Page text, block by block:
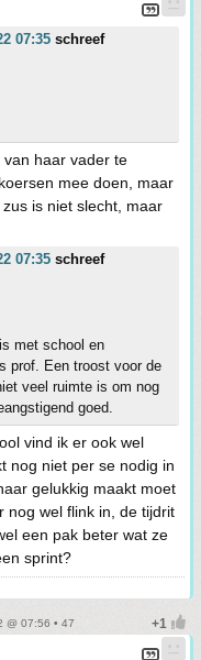
07:35 schreef
haar vader te
mee doen, maar
is niet slecht, maar
07:35 schreef
met school en
prof. Een troost voor de
veel ruimte is om nog
goed.
vind ik er ook wel
nog niet per se nodig in
gelukkig maakt moet
nog wel flink in, de tijdrit
een pak beter wat ze
sprint?
@ 07:56 • 47